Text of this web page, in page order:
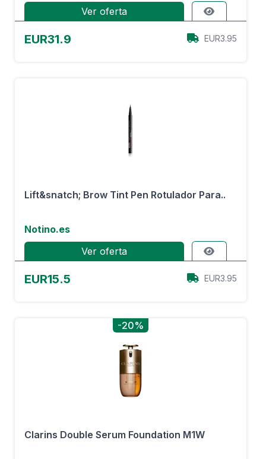
Ver oferta
EUR31.9 EUR3.95
Lift&snatch; Brow Tint Pen Rotulador Para..
Notino.es
Ver oferta
EUR15.5 EUR3.95
-20%
Clarins Double Serum Foundation M1W